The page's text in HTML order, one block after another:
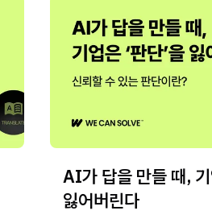
AI가 답을 만들 때, 기
잃어버린다